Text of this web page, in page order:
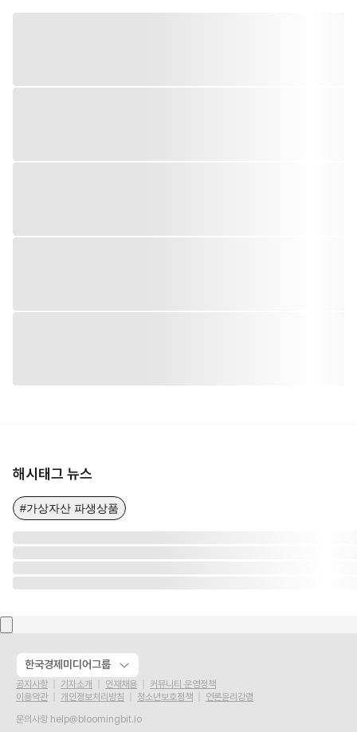
해시태그 뉴스
#가상자산 파생상품
한국경제미디어그룹
공지사항 기자소개 인재채용
커뮤니티 운영정책
이용약관
개인정보처리방침 청소년보호정책
언론윤리강령
문의사항 help@bloomingbit.io